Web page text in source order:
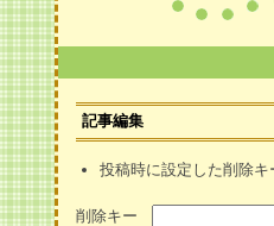
記事編集
投稿時に設定した削除キ
削除キー